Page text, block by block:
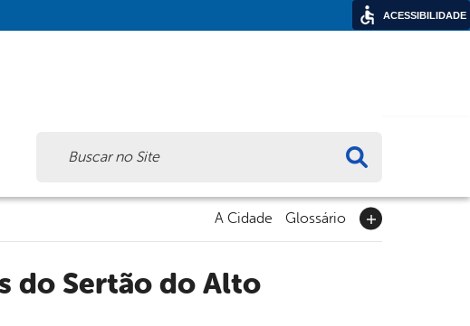
A Cidade Glossário
ACESSIBILIDADE